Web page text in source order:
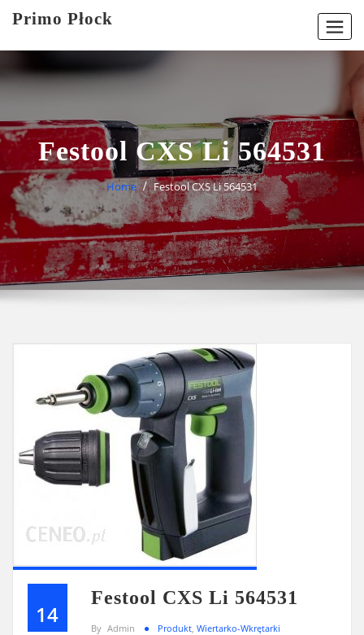
Primo Płock
Festool CXS Li 564531
Home Festool CXS Li 564531
14
Festool CXS Li 564531
By Admin Produkt Wiertarko-Wkrętarki